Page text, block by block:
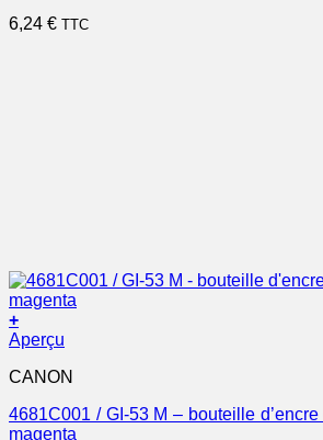
6,24 € TTC
+
Aperçu
CANON
4681C001 / GI-53 M – bouteille
magenta